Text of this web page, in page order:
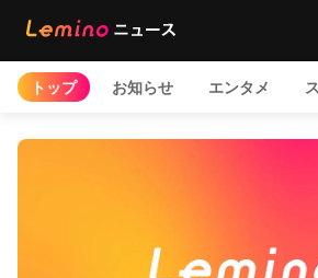
トップ お知らせ エンタメ